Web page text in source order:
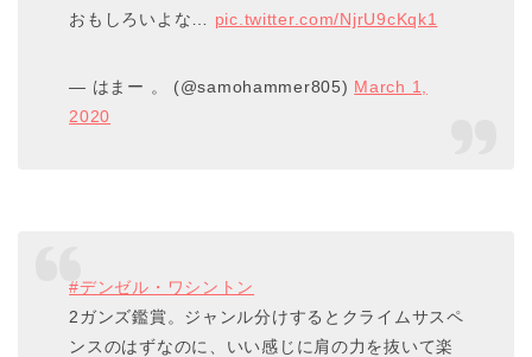
おもしろいよな… pic.twitter.com/NjrU9cKqk1
— はまー 。 (@samohammer805) March 1,
2020
#デンゼル・ワシントン
2ガンズ鑑賞。ジャンル分けするとクライムサスペ
ンスのはずなのに、いい感じに肩の力を抜いて楽